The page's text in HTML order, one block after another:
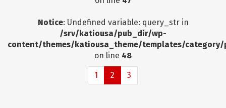
Notice: Undefined variable: query_str in
/srv/katiousa/pub_dir/wp-
content/themes/katiousa_theme/templates/
on line 48
1 2 3